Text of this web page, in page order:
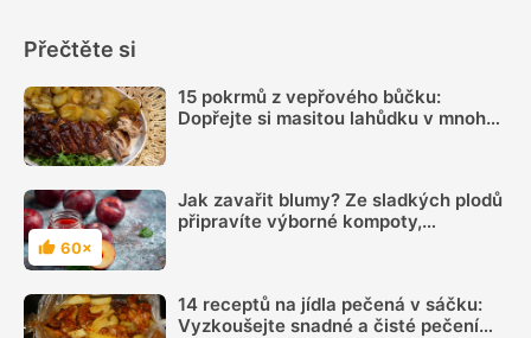
Přečtěte si
15 pokrmů z vepřového bůčku:
Dopřejte si masitou lahůdku v mnoha
Hodnocení
60×
Jak zavařit blumy? Ze sladkých plodů
připravíte výborné kompoty,
14 receptů na jídla pečená v sáčku:
Vyzkoušejte snadné a čisté pečení